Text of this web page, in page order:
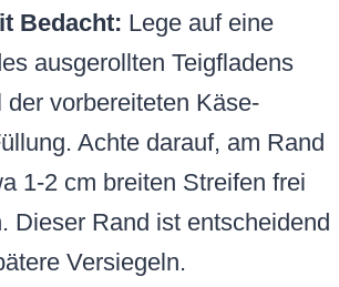
Bedacht: Lege auf eine
ausgerollten Teigfladens
der vorbereiteten Käse-
Achte darauf, am Rand
1-2 cm breiten Streifen frei
Dieser Rand ist entscheidend
Versiegeln.